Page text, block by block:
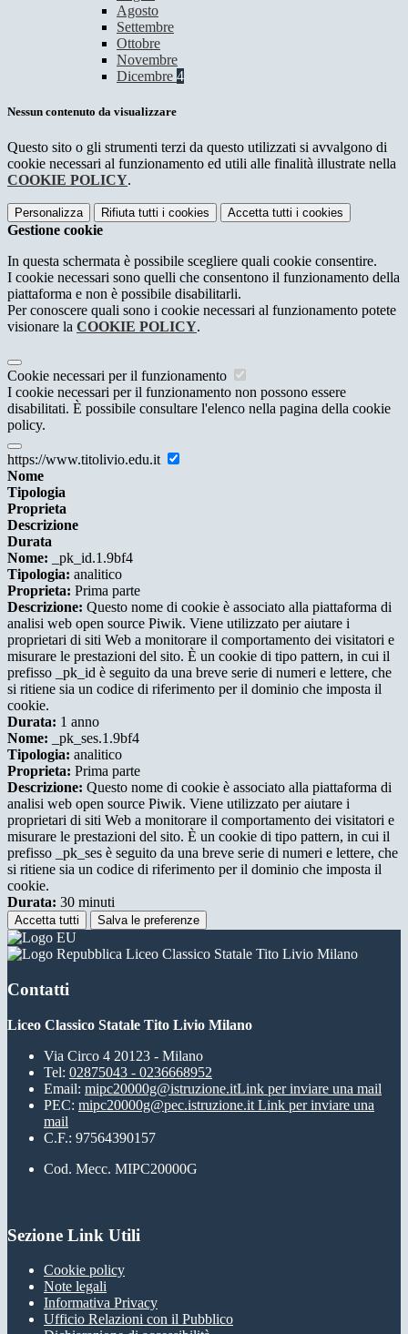
Agosto
Settembre
Ottobre
Novembre
Dicembre 4
Nessun contenuto da visualizzare
Questo sito o gli strumenti terzi da questo utilizzati si avvalgono di
cookie necessari al funzionamento ed utili alle finalità illustrate nella
COOKIE POLICY.
Personalizza Rifiuta tutti i cookies Accetta tutti i cookies
Gestione cookie
In questa schermata è possibile scegliere quali cookie consentire.
I cookie necessari sono quelli che consentono il funzionamento della
piattaforma e non è possibile disabilitarli.
Per conoscere quali sono i cookie necessari al funzionamento potete
visionare la COOKIE POLICY.
Cookie necessari per il funzionamento
I cookie necessari per il funzionamento non possono essere
disabilitati. È possibile consultare l'elenco nella pagina della cookie
policy.
https://www.titolivio.edu.it
Nome
Tipologia
Proprieta
Descrizione
Durata
Nome: _pk_id.1.9bf4
Tipologia: analitico
Proprieta: Prima parte
Descrizione: Questo nome di cookie è associato alla piattaforma di
analisi web open source Piwik. Viene utilizzato per aiutare i
proprietari di siti Web a monitorare il comportamento dei visitatori e
misurare le prestazioni del sito. È un cookie di tipo pattern, in cui il
prefisso _pk_id è seguito da una breve serie di numeri e lettere, che
si ritiene sia un codice di riferimento per il dominio che imposta il
cookie.
Durata: 1 anno
Nome: _pk_ses.1.9bf4
Tipologia: analitico
Proprieta: Prima parte
Descrizione: Questo nome di cookie è associato alla piattaforma di
analisi web open source Piwik. Viene utilizzato per aiutare i
proprietari di siti Web a monitorare il comportamento dei visitatori e
misurare le prestazioni del sito. È un cookie di tipo pattern, in cui il
prefisso _pk_ses è seguito da una breve serie di numeri e lettere, che
si ritiene sia un codice di riferimento per il dominio che imposta il
cookie.
Durata: 30 minuti
Accetta tutti Salva le preferenze
Liceo Classico Statale Tito Livio Milano
Contatti
Liceo Classico Statale Tito Livio Milano
Via Circo 4 20123 - Milano
Tel: 02875043 - 0236668952
Email: mipc20000g@istruzione.itLink per inviare una mail
PEC: mipc20000g@pec.istruzione.it Link per inviare una
mail
C.F.: 97564390157
Cod. Mecc. MIPC20000G
Sezione Link Utili
Cookie policy
Note legali
Informativa Privacy
Ufficio Relazioni con il Pubblico